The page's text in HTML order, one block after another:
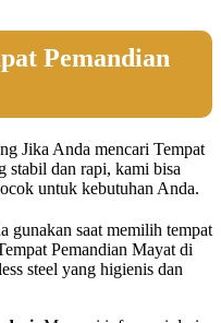
Pemandian
Jika Anda mencari Tempat
stabil dan rapi, kami bisa
untuk kebutuhan Anda.
gunakan saat memilih tempat
Pemandian Mayat di
steel yang higienis dan